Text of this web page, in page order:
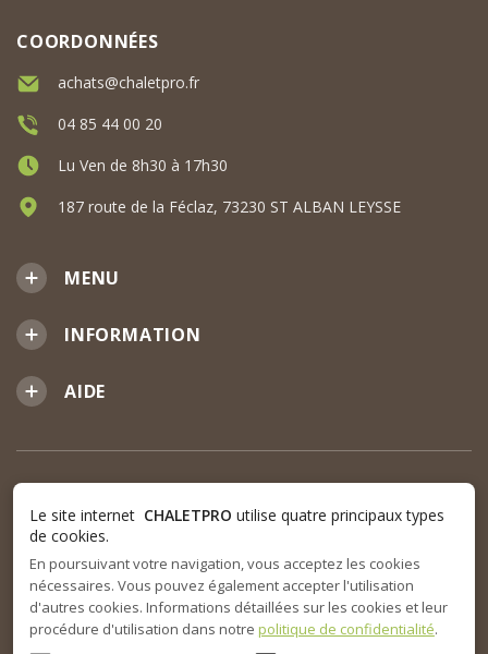
MENU
INFORMATION
AIDE
COORDONNÉES
achats@chaletpro.fr
04 85 44 00 20
Lu Ven de 8h30 à 17h30
187 route de la Féclaz, 73230 ST ALBAN LEYSSE
Le site internet CHALETPRO utilise quatre principaux types
de cookies.
En poursuivant votre navigation, vous acceptez les cookies
nécessaires. Vous pouvez également accepter l'utilisation
d'autres cookies. Informations détaillées sur les cookies et leur
procédure d'utilisation dans notre politique de confidentialité.